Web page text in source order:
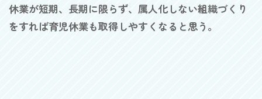
休業が短期、長期に限らず、属人化しない組織づくり
をすれば育児休業も取得しやすくなると思う。